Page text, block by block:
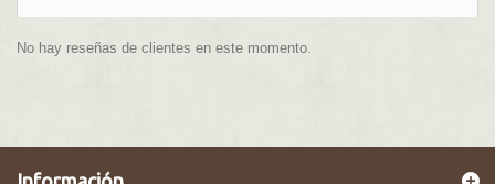
No hay reseñas de clientes en este momento.